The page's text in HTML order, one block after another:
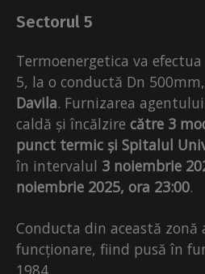
Sectorul 5
Termoenergetica va
5, la o conductă Dn
Davila. Furnizarea
caldă și încălzire către 3
punct termic și Spitalul
în intervalul 3 noiembrie
noiembrie 2025, ora 23:00.
Conducta din această zonă
funcționare, fiind pusă în